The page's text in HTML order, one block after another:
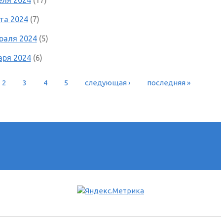
2024(7)
2024(5)
2024(6)
2 3 4 5 следующая › последняя »